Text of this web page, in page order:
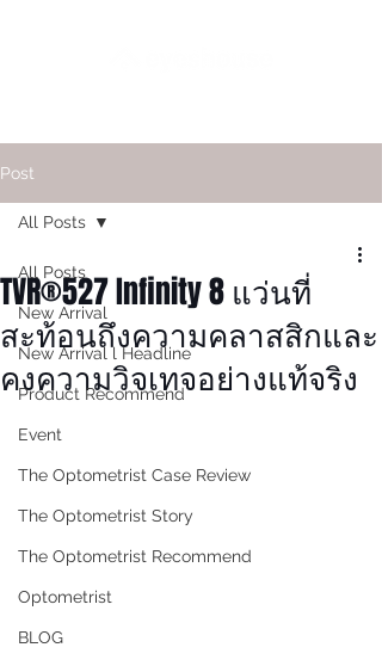
Post
All Posts
New Arrival
New Arrival l Headline
Product Recommend
Event
The Optometrist Case Review
The Optometrist Story
The Optometrist Recommend
Optometrist
BLOG
All Posts
TVR®527 Infinity 8 แว่นที่
สะท้อนถึงความคลาสสิกและ
คงความวิจเทจอย่างแท้จริง